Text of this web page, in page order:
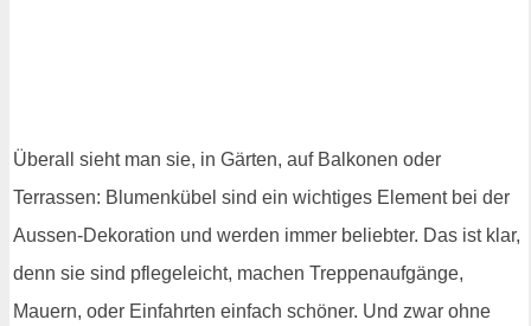
Überall sieht man sie, in Gärten, auf Balkonen oder
Terrassen: Blumenkübel sind ein wichtiges Element bei der
Aussen-Dekoration und werden immer beliebter. Das ist klar,
denn sie sind pflegeleicht, machen Treppenaufgänge,
Mauern, oder Einfahrten einfach schöner. Und zwar ohne